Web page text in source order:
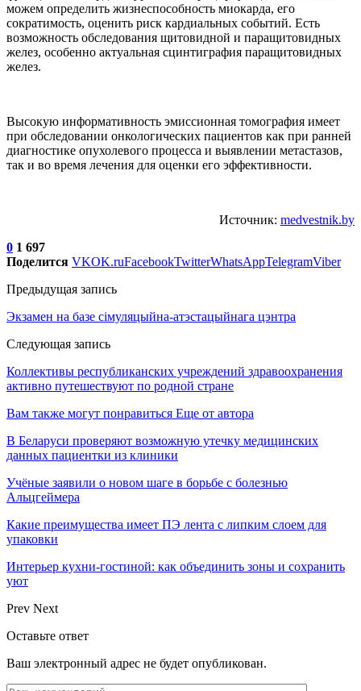
можем определить жизнеспособность миокарда, его
сократимость, оценить риск кардиальных событий. Есть
возможность обследования щитовидной и паращитовидных
желез, особенно актуальная сцинтиграфия паращитовидных
желез.
Высокую информативность эмиссионная томография имеет
при обследовании онкологических пациентов как при ранней
диагностике опухолевого процесса и выявлении метастазов,
так и во время лечения для оценки его эффективности.
Источник: medvestnik.by
0 1 697
Поделится VKOK.ruFacebookTwitterWhatsAppTelegramViber
Предыдущая запись
Экзамен на базе сімуляцыйна-атэстацыйнага цэнтра
Следующая запись
Коллективы республиканских учреждений здравоохранения
активно путешествуют по родной стране
Вам также могут понравиться Еще от автора
В Беларуси проверяют возможную утечку медицинских
данных пациентки из клиники
Учёные заявили о новом шаге в борьбе с болезнью
Альцгеймера
Какие преимущества имеет ПЭ лента с липким слоем для
упаковки
Интерьер кухни-гостиной: как объединить зоны и сохранить
уют
Prev Next
Оставьте ответ
Ваш электронный адрес не будет опубликован.